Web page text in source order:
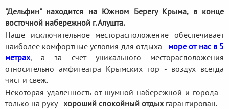
"Дельфин" находится на Южном Берегу Крыма, в конце
восточной набережной г. Алушта.
Наше исключительное месторасположение обеспечивает
наиболее комфортные условия для отдыха - море от нас в 5
метрах, а за счет уникального месторасположения
относительно амфитеатра Крымских гор - воздух всегда
чист и свеж.
Некоторая удаленность от шумной набережной и города -
только на руку - хороший спокойный отдыхгарантирован.